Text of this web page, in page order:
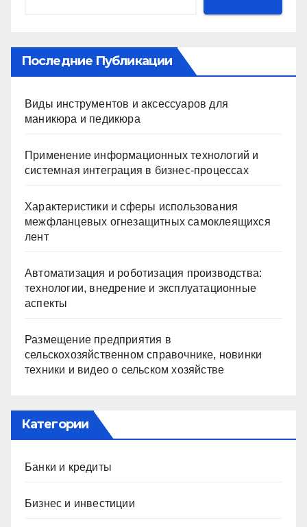
Последние Публикации
Виды инструментов и аксессуаров для
маникюра и педикюра
Применение информационных технологий и
системная интеграция в бизнес-процессах
Характеристики и сферы использования
межфланцевых огнезащитных самоклеящихся
лент
Автоматизация и роботизация производства:
технологии, внедрение и эксплуатационные
аспекты
Размещение предприятия в
сельскохозяйственном справочнике, новинки
техники и видео о сельском хозяйстве
Категории
Банки и кредиты
Бизнес и инвестиции